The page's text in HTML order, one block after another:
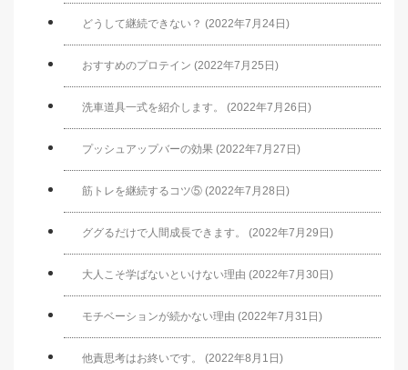
どうして継続できない？ (2022年7月24日)
おすすめのプロテイン (2022年7月25日)
洗車道具一式を紹介します。 (2022年7月26日)
プッシュアップバーの効果 (2022年7月27日)
筋トレを継続するコツ⑤ (2022年7月28日)
ググるだけで人間成長できます。 (2022年7月29日)
大人こそ学ばないといけない理由 (2022年7月30日)
モチベーションが続かない理由 (2022年7月31日)
他責思考はお終いです。 (2022年8月1日)